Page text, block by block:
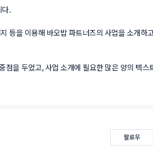
다.
등을 이용해 바오밥 파트너즈의 사업을 소개하
을 두었고, 사업 소개에 필요한 많은 양의 텍스
팔로우